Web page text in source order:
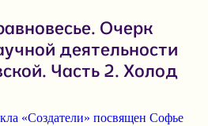
Очерк
деятельности
Часть 2. Холод
«Создатели» посвящен Софье